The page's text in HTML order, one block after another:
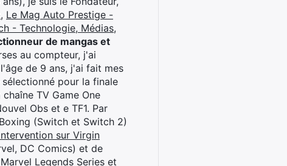
, Le Mag Auto Prestige -
- Technologie, Médias,
de mangas et
au compteur, j'ai
de 9 ans, j'ai fait mes
pour la finale
TV Game One
Obs et e TF1. Par
(Switch et Switch 2)
sur Virgin
DC Comics) et de
Legends Series et